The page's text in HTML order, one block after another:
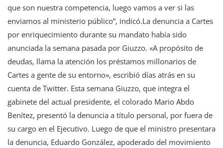
que son nuestra competencia, luego vamos a ver si las
enviamos al ministerio público”, indicó.La denuncia a Cartes
por enriquecimiento durante su mandato había sido
anunciada la semana pasada por Giuzzo. «A propósito de
deudas, llama la atención los préstamos millonarios de
Cartes a gente de su entorno», escribió días atrás en su
cuenta de Twitter. Esta semana Giuzzo, que integra el
gabinete del actual presidente, el colorado Mario Abdo
Benítez, presentó la denuncia a título personal, por fuera de
su cargo en el Ejecutivo. Luego de que el ministro presentara
la denuncia, Eduardo González, apoderado del movimiento